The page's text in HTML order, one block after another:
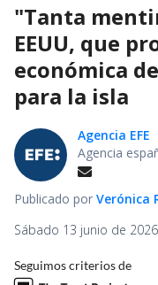
"Tanta
EEUU, que
económica
para la isla
Agencia EFE
Agencia
Publicado por Verónica
Sábado 13 junio de
Seguimos criterios de